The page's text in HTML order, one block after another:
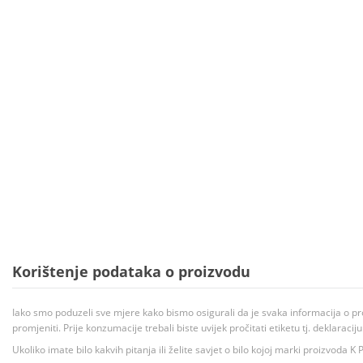
Korištenje podataka o proizvodu
Iako smo poduzeli sve mjere kako bismo osigurali da je svaka informacija o
promjeniti. Prije konzumacije trebali biste uvijek pročitati etiketu tj.
Ukoliko imate bilo kakvih pitanja ili želite savjet o bilo kojoj marki proizvoda